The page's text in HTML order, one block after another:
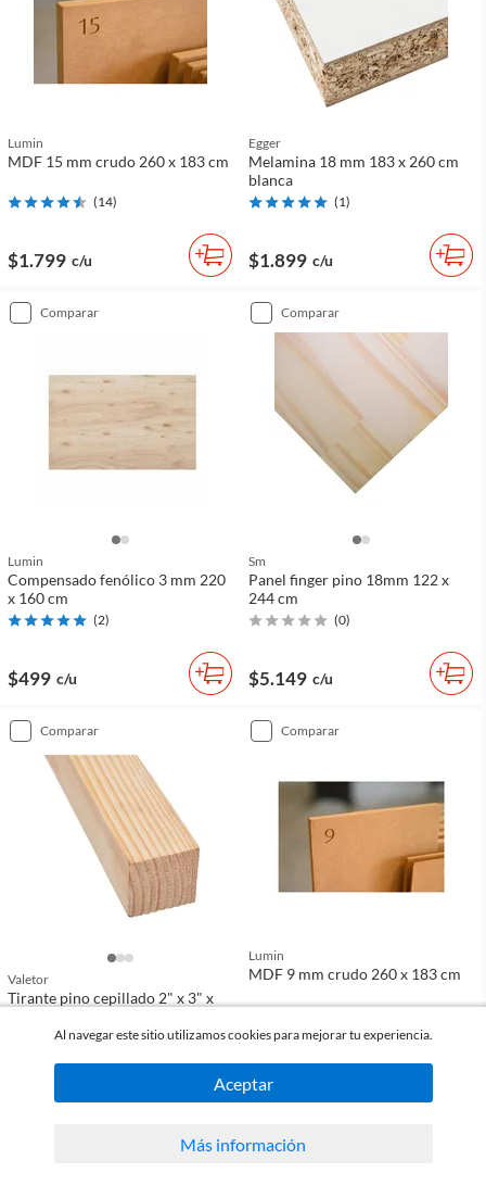
Lumin
MDF 15 mm crudo 260 x 183 cm
(14)
$1.799 c/u
Egger
Melamina 18 mm 183 x 260 cm
blanca
(1)
$1.899 c/u
comparar
Lumin
Compensado fenólico 3 mm 220
x 160 cm
(2)
$499 c/u
comparar
Sm
Panel finger pino 18mm 122 x
244 cm
(0)
$5.149 c/u
comparar
Valetor
Tirante pino cepillado 2" x 3" x
(0)
comparar
Lumin
MDF 9 mm crudo 260 x 183 cm
(0)
$1.199
comparar
Al navegar este sitio utilizamos cookies para mejorar tu experiencia.
Aceptar
Más información